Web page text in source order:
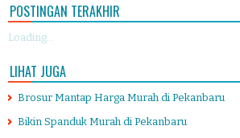
POSTINGAN TERAKHIR
Loading...
LIHAT JUGA
Brosur Mantap Harga Murah di Pekanbaru
Bikin Spanduk Murah di Pekanbaru